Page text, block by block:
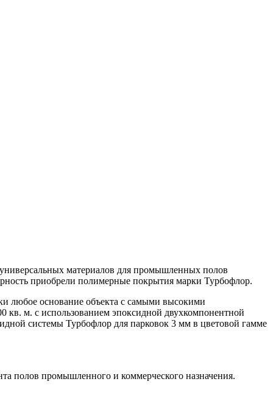
материалов для промышленных полов
приобрели полимерные покрытия марки Турбофлор.
любое основание объекта с самыми высокими
м. с использованием эпоксидной двухкомпонентной
системы Турбофлор для парковок 3 мм в цветовой гамме
полов промышленного и коммерческого назначения.